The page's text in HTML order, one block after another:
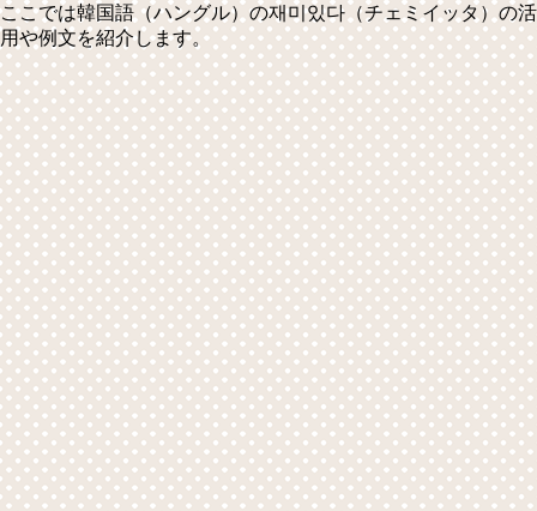
ここでは韓国語（ハングル）の재미있다（チェミイッタ）の活
用や例文を紹介します。